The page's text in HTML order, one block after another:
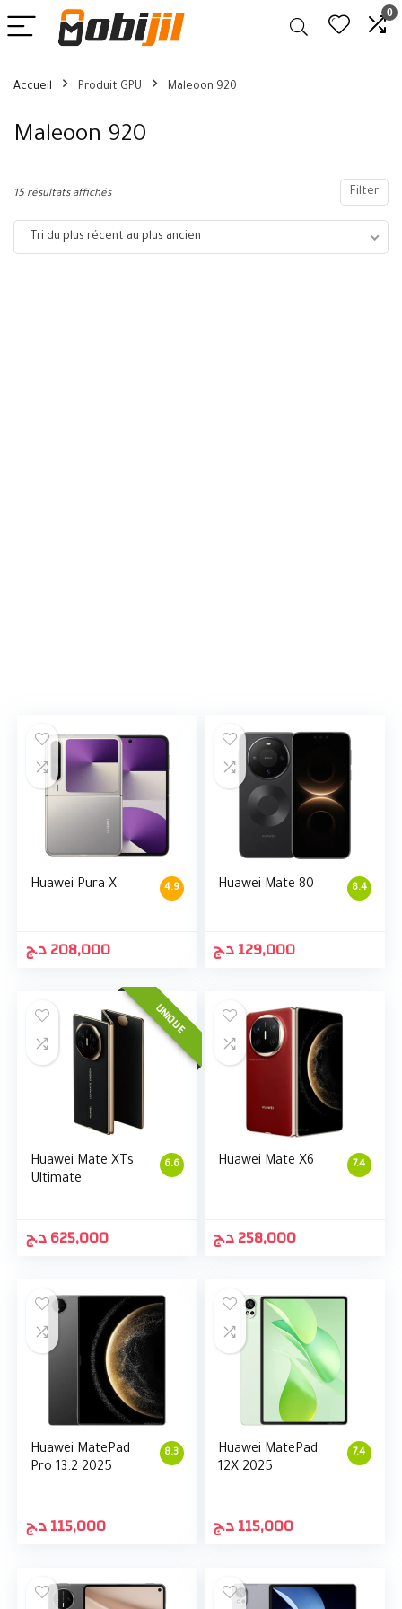
0
Accueil Produit GPU Maleoon 920
Maleoon 920
Filter
15 résultats affichés
Tri du plus récent au plus ancien
4.9
Huawei Pura X
208,000د.ج
8.4
Huawei Mate 80
129,000د.ج
UNIQUE
6.6
Huawei Mate XTs
Ultimate
625,000د.ج
7.4
Huawei Mate X6
258,000د.ج
8.3
Huawei MatePad
Pro 13.2 2025
115,000د.ج
7.4
Huawei MatePad
12X 2025
115,000د.ج